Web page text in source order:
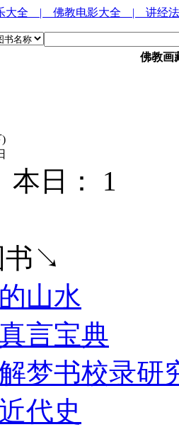
大全 | 佛教电影大全 | 讲经
佛教画
)
本日： 1
书↘
山水
言宝典
梦书校录研
代史